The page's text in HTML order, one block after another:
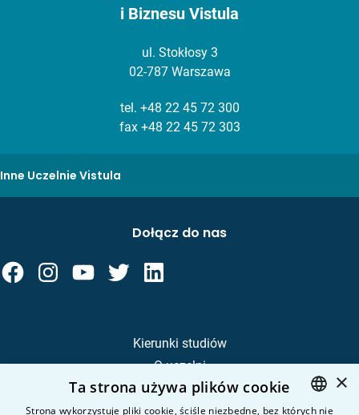
i Biznesu Vistula
ul. Stokłosy 3
02-787 Warszawa
tel. +48 22 45 72 300
fax +48 22 45 72 303
Inne Uczelnie Vistula
Kierunki studiów
O uczelni
Kandydat
Student
Dołącz do nas
×
Ta strona używa plików cookie
Strona wykorzystuje pliki cookie, ściśle niezbędne, bez których nie